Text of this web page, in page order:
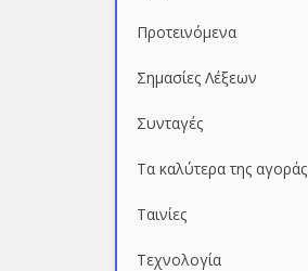
Προτεινόμενα
Σημασίες Λέξεων
Συνταγές
Τα καλύτερα της αγοράς
Ταινίες
Τεχνολογία